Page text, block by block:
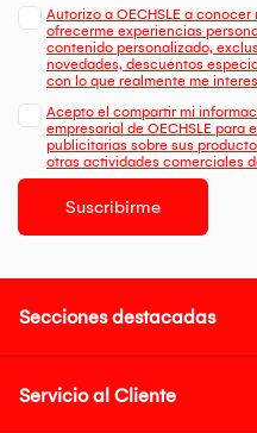
Autorizo a OECHSLE a
ofrecerme experiencias
contenido personalizado,
novedades, descuentos
con lo que realmente me
Acepto el compartir mi
empresarial de OECHSLE para
publicitarias sobre sus
otras actividades comerciales
Suscribirme
Secciones destacadas
Servicio al Cliente